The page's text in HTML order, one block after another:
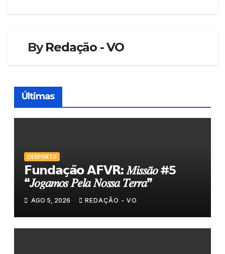
ByRedação - VO
Últimas
DESPORTO
𝗙𝘂𝗻𝗱𝗮𝗰̧𝗮̃𝗼 𝗔𝗙𝗩𝗥: 𝑀𝑖𝑠𝑠𝑎̃𝑜 #5
“𝐽𝑜𝑔𝑎𝑚𝑜𝑠 𝑃𝑒𝑙𝑎 𝑁𝑜𝑠𝑠𝑎 𝑇𝑒𝑟𝑟𝑎”
AGO 5, 2026 REDAÇÃO - VO